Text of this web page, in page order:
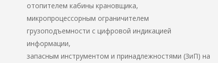
отопителем кабины крановщика,
микропроцессорным ограничителем
грузоподъемности с цифровой индикацией
информации,
запасным инструментом и принадлежностями (ЗиП) на